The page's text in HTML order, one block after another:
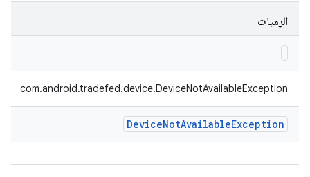
الرميات
com.android.tradefed.device.DeviceNotAvailableException
DeviceNotAvailableException